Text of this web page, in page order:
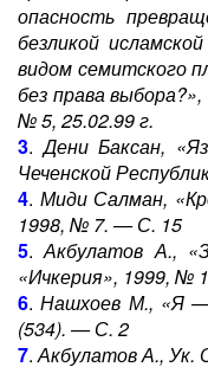
опасность
безликой
видом семитского
без права
№ 5, 25.02.99 г.
3.Дени Баксан,
Чеченской
4. Миди Салман,
1998, № 7. — С. 15
5.Акбулатов А.,
«Ичкерия», 1999, №
6. Нашхоев М., «Я
(534). — С. 2
7.Акбулатов А., Ук.